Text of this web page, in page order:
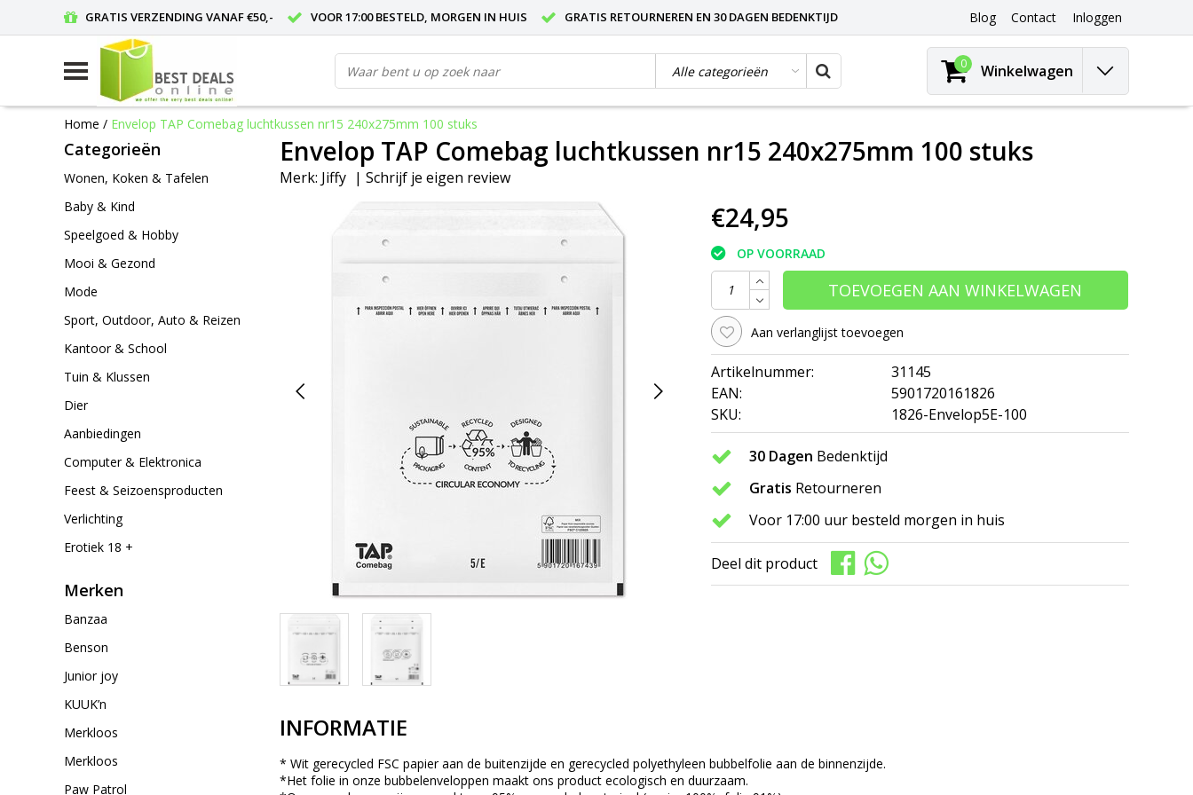
GRATIS VERZENDING VANAF €50,- VOOR 17:00 BESTELD, MORGEN IN HUIS GRATIS RETOURNEREN EN 30 DAGEN BEDENKTIJD Blog Contact Inloggen
0 Winkelwagen
Home / Envelop TAP Comebag luchtkussen nr15 240x275mm 100 stuks
Categorieën
Wonen, Koken & Tafelen
Baby & Kind
Speelgoed & Hobby
Mooi & Gezond
Mode
Sport, Outdoor, Auto & Reizen
Kantoor & School
Tuin & Klussen
Dier
Aanbiedingen
Computer & Elektronica
Feest & Seizoensproducten
Verlichting
Erotiek 18 +
Merken
Banzaa
Benson
Junior joy
KUUK’n
Merkloos
Merkloos
Paw Patrol
Envelop TAP Comebag luchtkussen nr15 240x275mm 100 stuks
Merk: Jiffy | Schrijf je eigen review
€24,95
OP VOORRAAD
TOEVOEGEN AAN WINKELWAGEN
Aan verlanglijst toevoegen
Artikelnummer:
31145
EAN:
5901720161826
SKU:
1826-Envelop5E-100
30 Dagen Bedenktijd
Gratis Retourneren
Voor 17:00 uur besteld morgen in huis
Deel dit product
INFORMATIE
* Wit gerecycled FSC papier aan de buitenzijde en gerecycled polyethyleen bubbelfolie aan de binnenzijde.
*Het folie in onze bubbelenveloppen maakt ons product ecologisch en duurzaam.